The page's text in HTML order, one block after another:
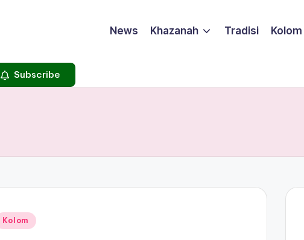
News Khazanah Tradisi Kolom
Subscribe
Kolom